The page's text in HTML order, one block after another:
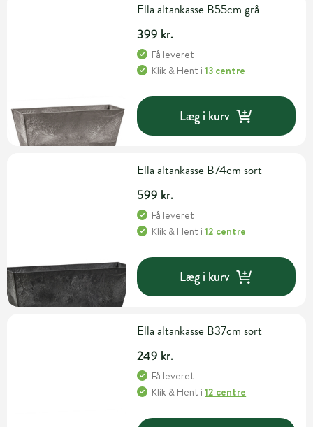
Ella altankasse B55cm grå
399 kr.
Få leveret
Klik & Hent i13 centre
Læg i kurv
Ella altankasse B74cm sort
599 kr.
Få leveret
Klik & Hent i12 centre
Læg i kurv
Ella altankasse B37cm sort
249 kr.
Få leveret
Klik & Hent i12 centre